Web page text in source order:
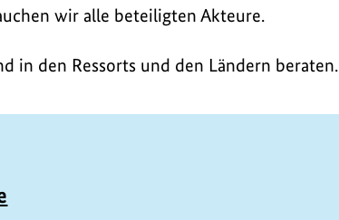
wir alle beteiligten Akteure.
in den Ressorts und den Ländern beraten.